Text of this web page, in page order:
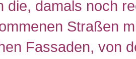
die, damals noch
Straßen
Fassaden, von